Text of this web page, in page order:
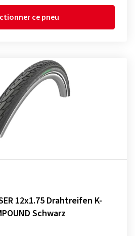
ce pneu
12x1.75 Drahtreifen K-
Schwarz